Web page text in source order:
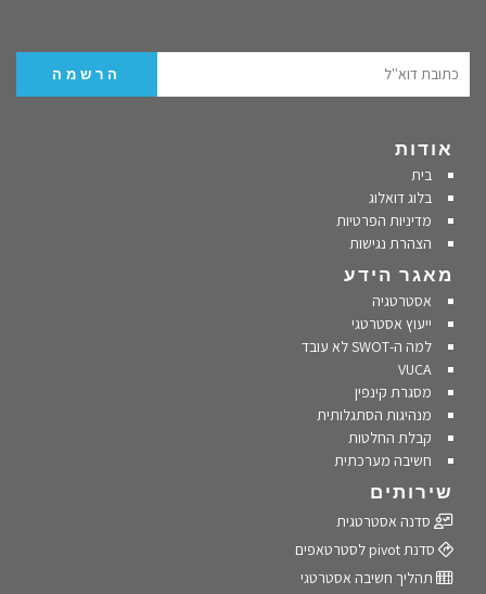
אודות
בית
בלוג דואלוג
מדיניות הפרטיות
הצהרת נגישות
מאגר הידע
אסטרטגיה
ייעוץ אסטרטגי
למה ה-SWOT לא עובד
VUCA
מסגרת קינפין
מנהיגות הסתגלותית
קבלת החלטות
חשיבה מערכתית
שירותים
סדנה אסטרטגית
סדנת pivot לסטרטאפים
תהליך חשיבה אסטרטגי